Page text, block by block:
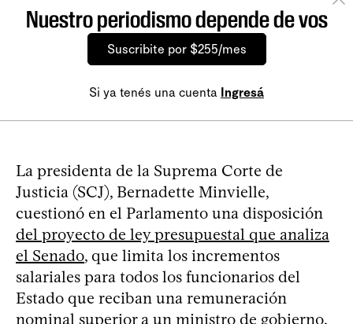
Nuestro periodismo depende de vos
Suscribite por $255/mes
Si ya tenés una cuenta Ingresá
La presidenta de la Suprema Corte de
Justicia (SCJ), Bernadette Minvielle,
cuestionó en el Parlamento una disposición
del proyecto de ley presupuestal que analiza
el Senado, que limita los incrementos
salariales para todos los funcionarios del
Estado que reciban una remuneración
nominal superior a un ministro de gobierno.